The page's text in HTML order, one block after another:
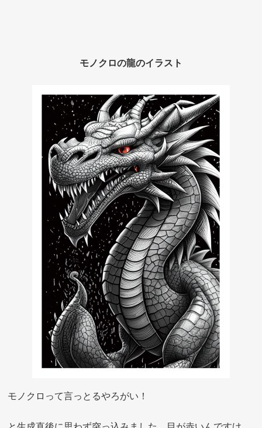
モノクロの龍のイラスト
モノクロって言っとるやろがい！